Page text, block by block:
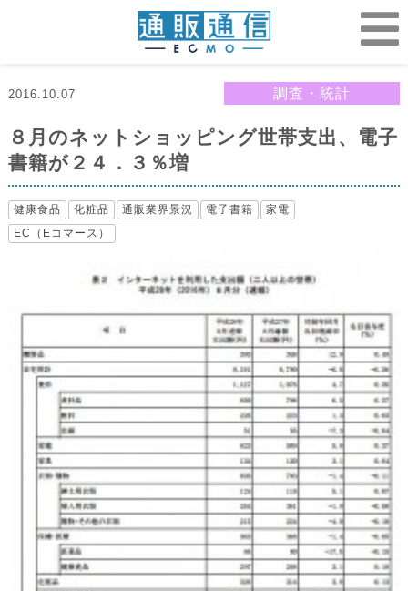
2016.10.07 調査・統計
８月のネットショッピング世帯支出、電子
書籍が２４．３％増
健康食品 化粧品 通販業界景況 電子書籍
家電
EC（Eコマース）